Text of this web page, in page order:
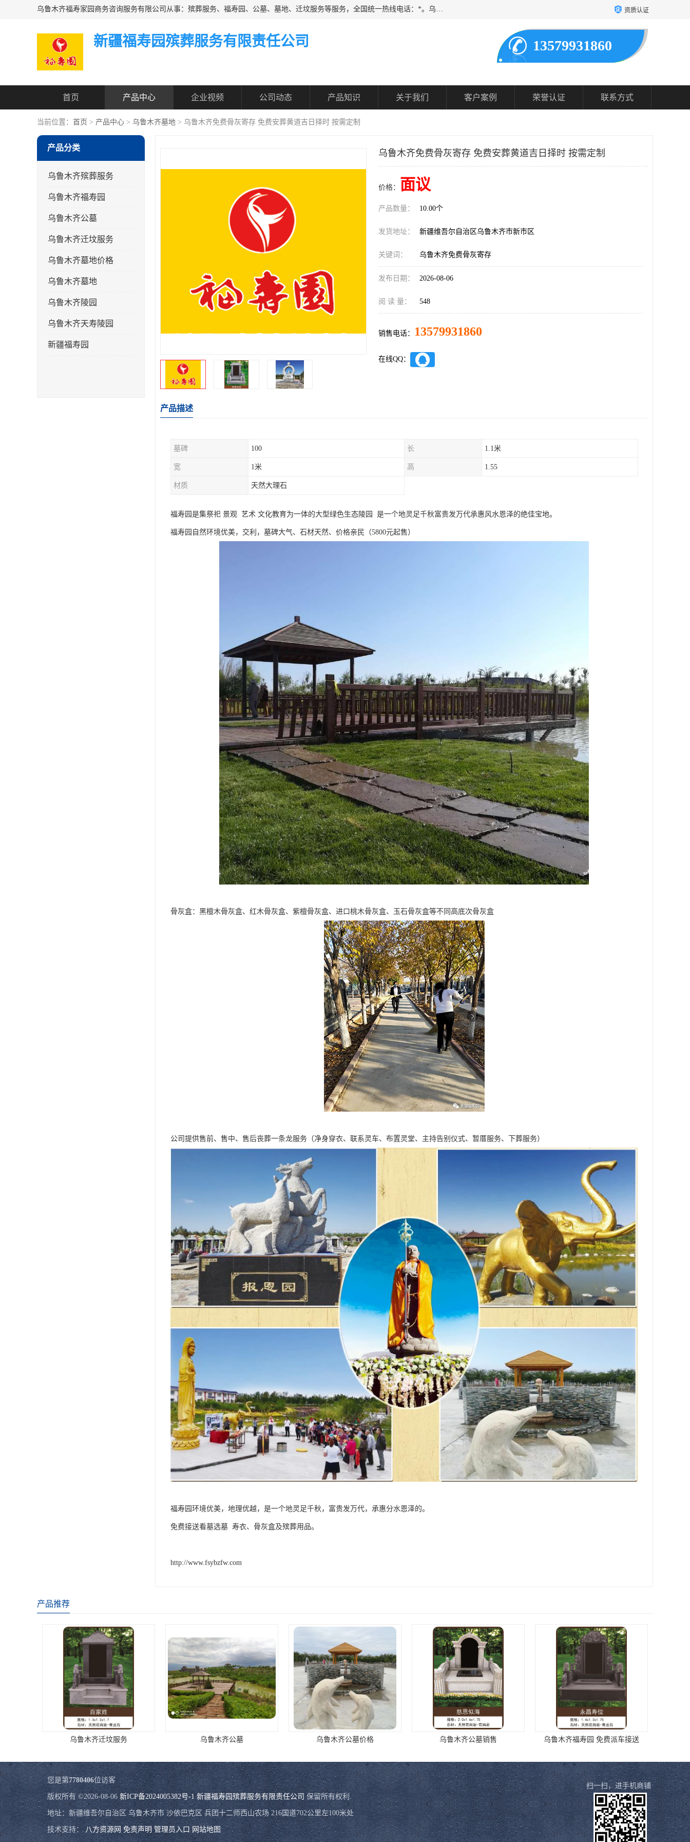
乌鲁木齐福寿家园商务咨询服务有限公司从事：殡葬服务、福寿园、公墓、墓地、迁坟服务等服务，全国统一热线电话：*。乌鲁木齐福寿家园商务咨询服务有限公司提供多种一条龙服务套餐，满足各阶层的实际需求。实实在在做到省心、省力、省钱。 资质认证
新疆福寿园殡葬服务有限责任公司 13579931860
首页 产品中心 企业视频 公司动态 产品知识 关于我们 客户案例 荣誉认证 联系方式
当前位置： 首页 > 产品中心 > 乌鲁木齐墓地 > 乌鲁木齐免费骨灰寄存 免费安葬黄道吉日择时 按需定制
产品分类
乌鲁木齐殡葬服务
乌鲁木齐福寿园
乌鲁木齐公墓
乌鲁木齐迁坟服务
乌鲁木齐墓地价格
乌鲁木齐墓地
乌鲁木齐陵园
乌鲁木齐天寿陵园
新疆福寿园
乌鲁木齐免费骨灰寄存 免费安葬黄道吉日择时 按需定制
价格： 面议
产品数量： 10.00个
发货地址： 新疆维吾尔自治区乌鲁木齐市新市区
关键词： 乌鲁木齐免费骨灰寄存
发布日期： 2026-08-06
阅 读 量： 548
销售电话： 13579931860
在线QQ：
产品描述
墓碑 100 长 1.1米
宽 1米 高 1.55
材质 天然大理石
福寿园是集祭祀 景观 艺术 文化教育为一体的大型绿色生态陵园 是一个地灵足千秋富贵发万代承惠风水恩泽的绝佳宝地。
福寿园自然环境优美，交利，墓碑大气、石材天然、价格亲民（5800元起售）
骨灰盒：黑檀木骨灰盒、红木骨灰盒、紫檀骨灰盒、进口桃木骨灰盒、玉石骨灰盒等不同高底次骨灰盒
公司提供售前、售中、售后丧葬一条龙服务（净身穿衣、联系灵车、布置灵堂、主持告别仪式、暂厝服务、下葬服务）
福寿园环境优美，地理优越，是一个地灵足千秋，富贵发万代，承惠分水恩泽的。
免费接送看墓选墓 寿衣、骨灰盒及殡葬用品。
http://www.fsybzfw.com
产品推荐
乌鲁木齐公墓 乌鲁木齐公墓价格 乌鲁木齐公墓销售 乌鲁木齐福寿园 免费派车接送 专业从事丧葬服务 墓地价格低4800元起
您是第7780406位访客
版权所有 ©2026-08-06新ICP备2024005382号-1 新疆福寿园殡葬服务有限责任公司保留所有权利.
地址：新疆维吾尔自治区 乌鲁木齐市 沙依巴克区 兵团十二师西山农场 216国道702公里左100米处
技术支持： 八方资源网 免责声明 管理员入口 网站地图
扫一扫，进手机商铺